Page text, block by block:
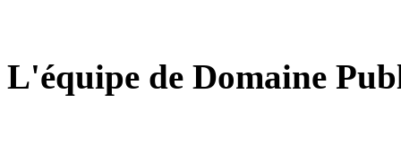
L'équipe de Domaine